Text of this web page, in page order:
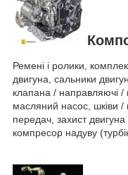
Ремені і ролики,
двигуна, сальники
клапана / направляючі /
масляний насос, шківи /
передач, захист
компресор надуву